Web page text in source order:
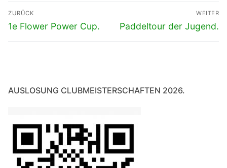
Beitragsnavigation
ZURÜCK
Vorheriger
1e Flower Power Cup.
WEITER
Nächster
Paddeltour der Jugend.
AUSLOSUNG CLUBMEISTERSCHAFTEN 2026.